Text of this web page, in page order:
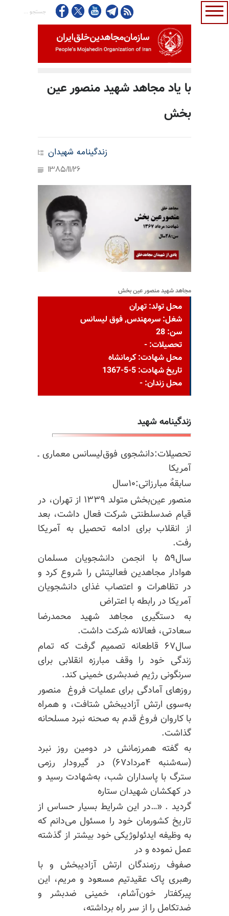
با یاد مجاهد شهید منصور عین
بخش
زندگینامه شهیدان
1385/11/26
مجاهد شهید منصور عین بخش
محل تولد: تهران
شغل: سرمهندس, فوق لیسانس
سن: 28
تحصیلات: -
محل شهادت: کرمانشاه
تاریخ شهادت: 5-5-1367
محل زندان: -
زندگینامه شهید
تحصیلات:دانشجوی فوق‌لیسانس معماری ـ
آمریکا
سابقهٌ مبارزاتی:۱۰سال
منصور عین‌بخش متولد ۱۳۳۹ از تهران، در
قیام ضدسلطنتی شرکت فعال داشت، بعد
از انقلاب برای ادامه تحصیل به آمریکا
رفت.
سال۵۹ با انجمن دانشجویان مسلمان
هوادار مجاهدین فعالیتش‌ را شروع کرد و
در تظاهرات و اعتصاب غذای دانشجویان
آمریکا در رابطه با اعتراض
به دستگیری مجاهد شهید محمدرضا
سعادتی، فعالانه شرکت داشت.
سال۶۷ قاطعانه تصمیم گرفت که تمام
زندگی خود را وقف مبارزه انقلابی برای
سرنگونی رژیم ضدبشری خمینی کند.
روزهای آمادگی برای عملیات فروغ منصور
به‌سوی ارتش آزادیبخش شتافت، و همراه
با کاروان فروغ قدم به صحنه نبرد مسلحانه
گذاشت.
به گفته همرزمانش در دومین روز نبرد
(سه‌شنبه ۴مرداد۶۷) در گیرودار رزمی
سترگ با پاسداران شب، به‌شهادت رسید‌ و
در کهکشان شهیدان ستاره
گردید . «…‌در این شرایط بسیار حساس از
تاریخ کشورمان خود را مسئول می‌دانم که
به وظیفه ایدئولوژیکی خود بیشتر از گذشته
عمل نموده و در
صفوف رزمندگان ارتش آزادیبخش و با
رهبری پاک عقیدتیم مسعود و مریم، این
پیرکفتار خون‌آشام، خمینی ضدبشر و
ضدتکامل را از سر راه برداشته،